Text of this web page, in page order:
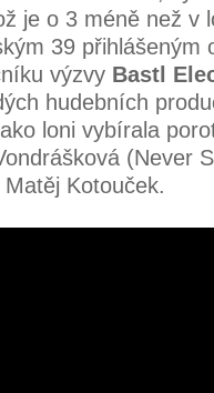
je o 3 méně než v
39 přihlášeným
výzvy Bastl
hudebních
loni vybírala
(Never
Kotouček.